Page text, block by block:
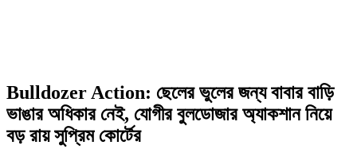
Bulldozer Action: ছেলের ভুলের জন্য বাবার বাড়ি
ভাঙার অধিকার নেই, যোগীর বুলডোজার অ্যাকশান নিয়ে
বড় রায় সুপ্রিম কোর্টের